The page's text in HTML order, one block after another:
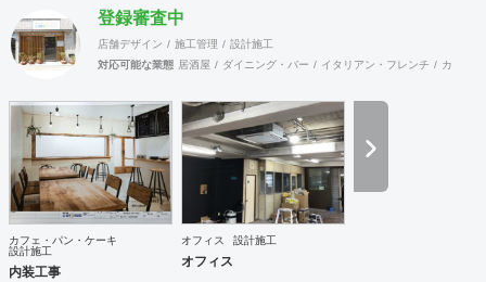
登録審査中
店舗デザイン 施工管理
設計施工
対応可能な業態 居酒屋 ダイニング・バー イタリアン・フレンチ カフェ
カフェ・パン・ケーキ
設計施工
内装工事
オフィス 設計施工
オフィス